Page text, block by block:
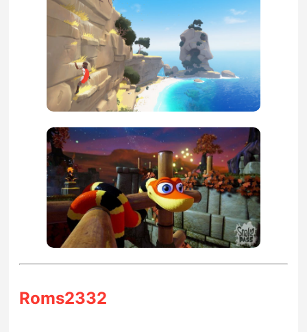
Roms2332